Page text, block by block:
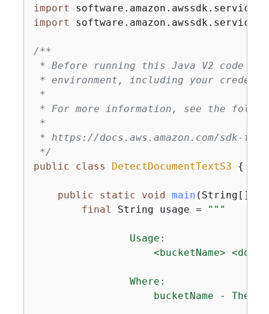
import
import
/**
* Before running this Java V2 code
* environment, including your
*
* For more information, see the
*
* https://docs.aws.amazon.com/sdk-
*/
public
class DetectDocumentTextS3 {
public static void main (String[]
final
String usage = "" "
                Usage:
<bucketName>
                Where:
bucketName - The